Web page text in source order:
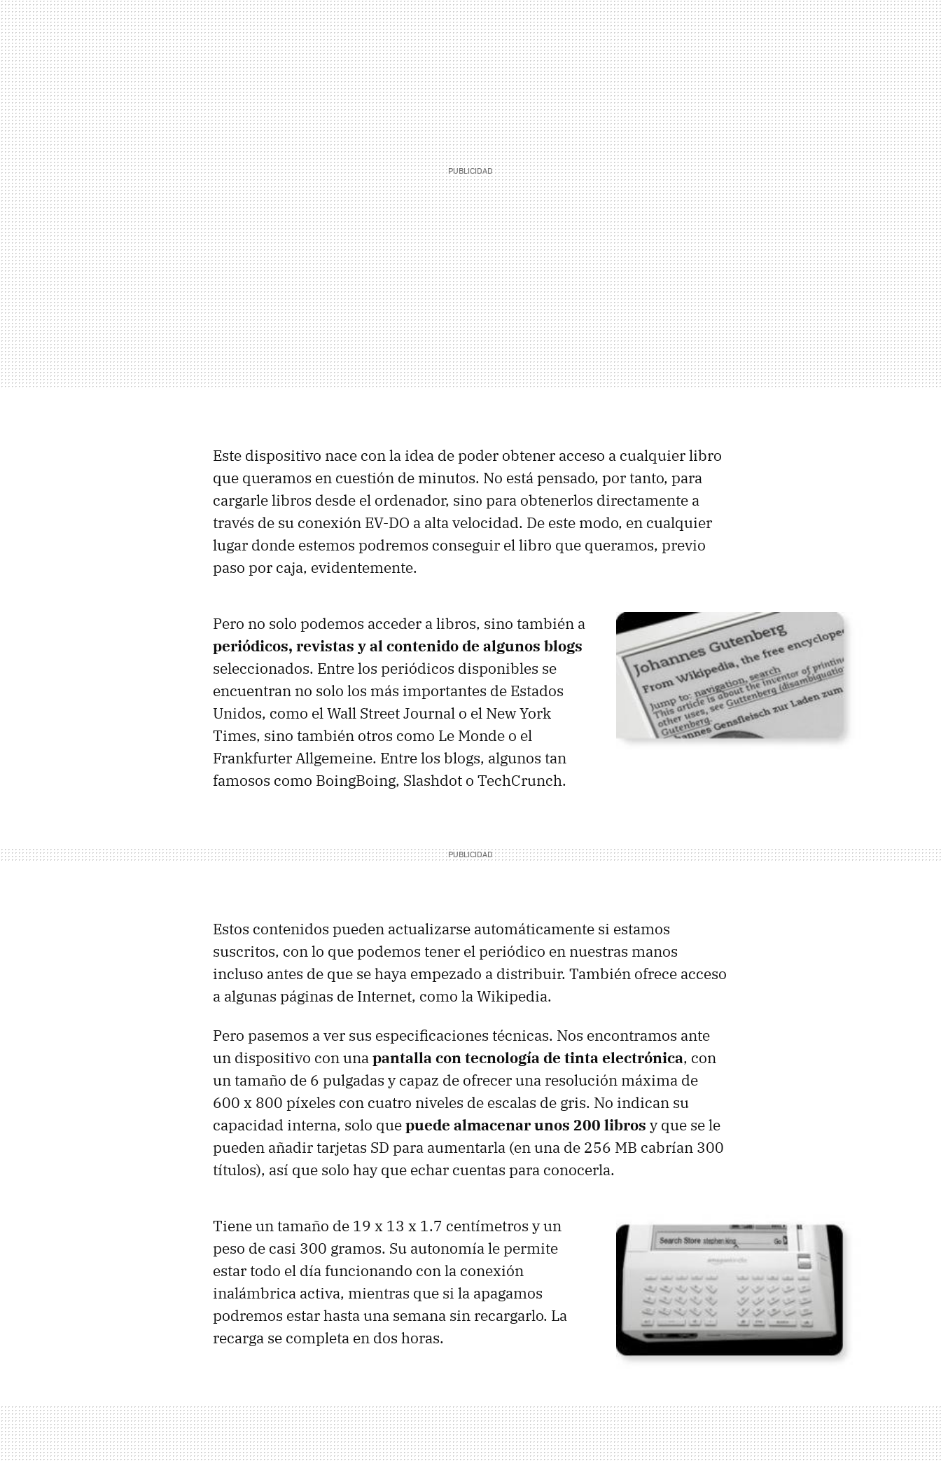
Este dispositivo nace con la idea de poder obtener acceso a cualquier libro
que queramos en cuestión de minutos. No está pensado, por tanto, para
cargarle libros desde el ordenador, sino para obtenerlos directamente a
través de su conexión EV-DO a alta velocidad. De este modo, en cualquier
lugar donde estemos podremos conseguir el libro que queramos, previo
paso por caja, evidentemente.
Pero no solo podemos acceder a libros, sino también a
periódicos, revistas y al contenido de algunos blogs
seleccionados. Entre los periódicos disponibles se
encuentran no solo los más importantes de Estados
Unidos, como el Wall Street Journal o el New York
Times, sino también otros como Le Monde o el
Frankfurter Allgemeine. Entre los blogs, algunos tan
famosos como BoingBoing, Slashdot o TechCrunch.
Estos contenidos pueden actualizarse automáticamente si estamos
suscritos, con lo que podemos tener el periódico en nuestras manos
incluso antes de que se haya empezado a distribuir. También ofrece acceso
a algunas páginas de Internet, como la Wikipedia.
Pero pasemos a ver sus especificaciones técnicas. Nos encontramos ante
un dispositivo con unapantalla con tecnología de tinta electrónica, con
un tamaño de 6 pulgadas y capaz de ofrecer una resolución máxima de
600 x 800 píxeles con cuatro niveles de escalas de gris. No indican su
capacidad interna, solo quepuede almacenar unos 200 libros y que se le
pueden añadir tarjetas SD para aumentarla (en una de 256 MB cabrían 300
títulos), así que solo hay que echar cuentas para conocerla.
Tiene un tamaño de 19 x 13 x 1.7 centímetros y un
peso de casi 300 gramos. Su autonomía le permite
estar todo el día funcionando con la conexión
inalámbrica activa, mientras que si la apagamos
podremos estar hasta una semana sin recargarlo. La
recarga se completa en dos horas.